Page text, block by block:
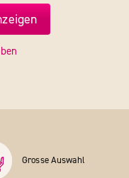
Grosse Auswahl